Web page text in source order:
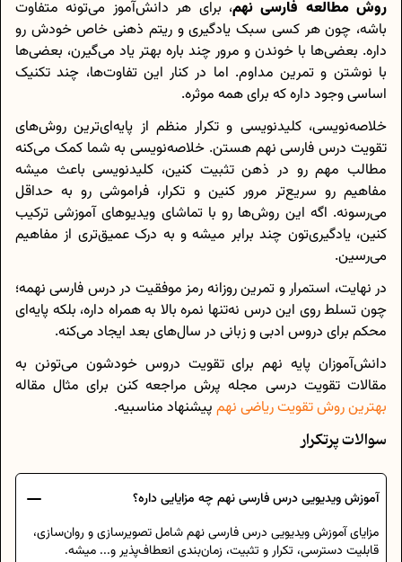
روش مطالعه فارسی نهم، برای هر دانش‌آموز می‌تونه متفاوت
باشه، چون هر کسی سبک یادگیری و ریتم ذهنی خاص خودش رو
داره. بعضی‌ها با خوندن و مرور چند باره بهتر یاد می‌گیرن، بعضی‌ها
با نوشتن و تمرین مداوم. اما در کنار این تفاوت‌ها، چند تکنیک
اساسی وجود داره که برای همه موثره.
خلاصه‌نویسی، کلید‌نویسی و تکرار منظم از پایه‌ای‌ترین روش‌های
تقویت درس فارسی نهم هستن. خلاصه‌نویسی به شما کمک می‌کنه
مطالب مهم رو در ذهن تثبیت کنین، کلید‌نویسی باعث میشه
مفاهیم رو سریع‌تر مرور کنین و تکرار، فراموشی رو به حداقل
می‌رسونه. اگه این روش‌ها رو با تماشای ویدیوهای آموزشی ترکیب
کنین، یادگیری‌تون چند برابر میشه و به درک عمیق‌تری از مفاهیم
می‌رسین.
در نهایت، استمرار و تمرین روزانه رمز موفقیت در درس فارسی نهمه؛
چون تسلط روی این درس نه‌تنها نمره بالا به همراه داره، بلکه پایه‌ای
محکم برای دروس ادبی و زبانی در سال‌های بعد ایجاد می‌کنه.
دانش‌آموزان پایه نهم برای تقویت دروس خودشون می‌تونن به
مقالات تقویت درسی مجله پرش مراجعه کنن برای مثال مقاله
بهترین روش تقویت ریاضی نهم پیشنهاد مناسبیه.
سوالات پرتکرار
آموزش ویدیویی درس‌ فارسی نهم چه مزایایی داره؟
مزایای آموزش ویدیویی درس‌ فارسی نهم شامل تصویرسازی و روان‌سازی،
قابلیت دسترسی، تکرار و تثبیت، زمان‌بندی انعطاف‌پذیر و... میشه.